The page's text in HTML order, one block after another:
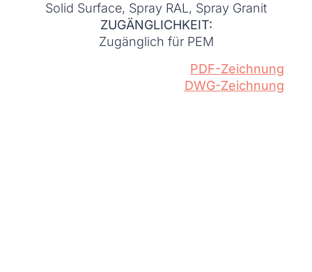
Solid Surface, Spray RAL, Spray Granit
ZUGÄNGLICHKEIT:
Zugänglich für PEM
PDF-Zeichnung
DWG-Zeichnung